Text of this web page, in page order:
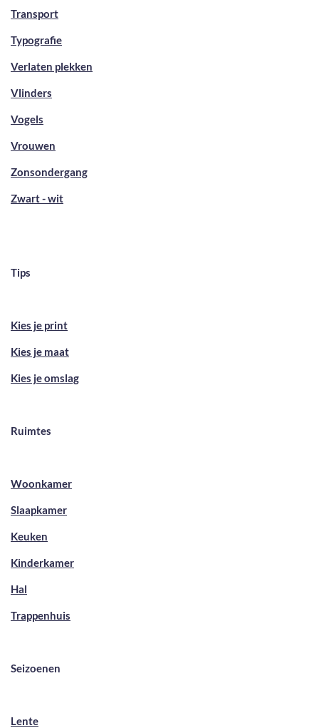
Transport
Typografie
Verlaten plekken
Vlinders
Vogels
Vrouwen
Zonsondergang
Zwart - wit
Tips
Kies je print
Kies je maat
Kies je omslag
Ruimtes
Woonkamer
Slaapkamer
Keuken
Kinderkamer
Hal
Trappenhuis
Seizoenen
Lente